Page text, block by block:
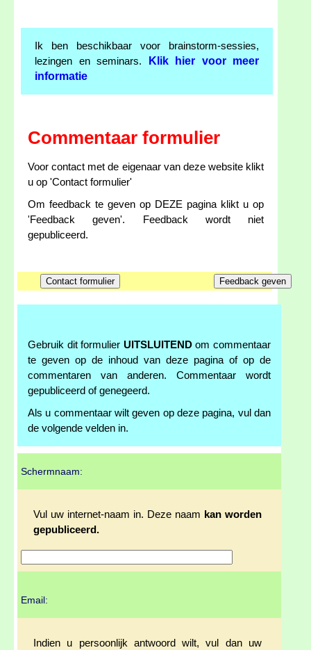
Ik ben beschikbaar voor brainstorm-sessies,
lezingen en seminars.
Klik hier voor meer
informatie
Commentaar formulier
Voor contact met de eigenaar van deze website klikt
u op 'Contact formulier'
Om feedback te geven op DEZE pagina klikt u op
'Feedback geven'. Feedback wordt niet
gepubliceerd.
Gebruik dit formulier UITSLUITENDom commentaar
te geven op de inhoud van deze pagina of op de
commentaren van anderen. Commentaar wordt
gepubliceerd of genegeerd.
Als u commentaar wilt geven op deze pagina, vul dan
de volgende velden in.
Schermnaam:
Vul uw internet-naam in. Deze naam kan worden
gepubliceerd.
Email:
Indien u persoonlijk antwoord wilt, vul dan uw